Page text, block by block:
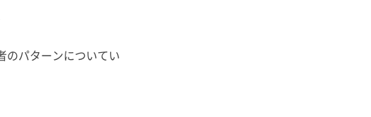
のパターンについてい